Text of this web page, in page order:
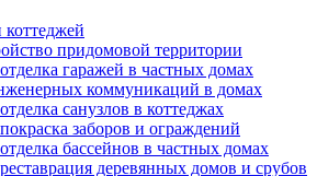
придомовой территории
гаражей в частных домах
коммуникаций в домах
санузлов в коттеджах
заборов и ограждений
бассейнов в частных домах
деревянных домов и срубов